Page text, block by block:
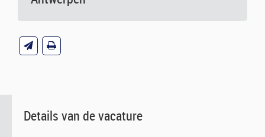
Details van de vacature